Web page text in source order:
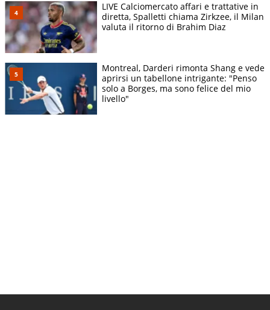
LIVE Calciomercato affari e trattative in
diretta, Spalletti chiama Zirkzee, il Milan
valuta il ritorno di Brahim Diaz
Montreal, Darderi rimonta Shang e vede
aprirsi un tabellone intrigante: "Penso
solo a Borges, ma sono felice del mio
livello"